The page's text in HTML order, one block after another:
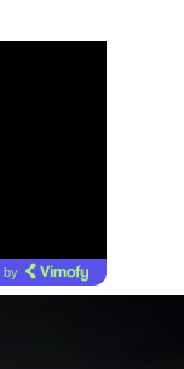
by